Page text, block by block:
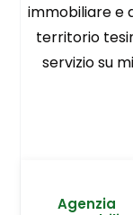
immobiliare e
territorio
servizio su
Agenzia